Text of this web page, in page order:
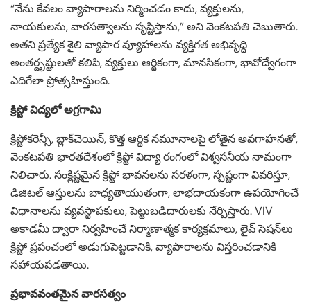
“నేను కేవలం వ్యాపారాలను నిర్మించడం కాదు, వ్యక్తులను,
నాయకులను, వారసత్వాలను సృష్టిస్తాను,” అని వెంకటపతి చెబుతారు.
అతని ప్రత్యేక శైలి వ్యాపార వ్యూహాలను వ్యక్తిగత అభివృద్ధి
అంతర్దృష్టులతో కలిపి, వ్యక్తులు ఆర్థికంగా, మానసికంగా, భావోద్వేగంగా
ఎదిగేలా ప్రోత్సహిస్తుంది.
క్రిప్టో విద్యలో అగ్రగామి
క్రిప్టోకరెన్సీ, బ్లాక్‌చెయిన్, కొత్త ఆర్థిక నమూనాలపై లోతైన అవగాహనతో,
వెంకటపతి భారతదేశంలో క్రిప్టో విద్యా రంగంలో విశ్వసనీయ నామంగా
నిలిచారు. సంక్లిష్టమైన క్రిప్టో భావనలను సరళంగా, స్పష్టంగా వివరిస్తూ,
డిజిటల్ ఆస్తులను బాధ్యతాయుతంగా, లాభదాయకంగా ఉపయోగించే
విధానాలను వ్యవస్థాపకులు, పెట్టుబడిదారులకు నేర్పిస్తారు. VIV
అకాడమీ ద్వారా నిర్వహించే నిర్మాణాత్మక కార్యక్రమాలు, లైవ్ సెషన్‌లు
క్రిప్టో ప్రపంచంలో అడుగుపెట్టడానికి, వ్యాపారాలను విస్తరించడానికి
సహాయపడతాయి.
ప్రభావవంతమైన వారసత్వం